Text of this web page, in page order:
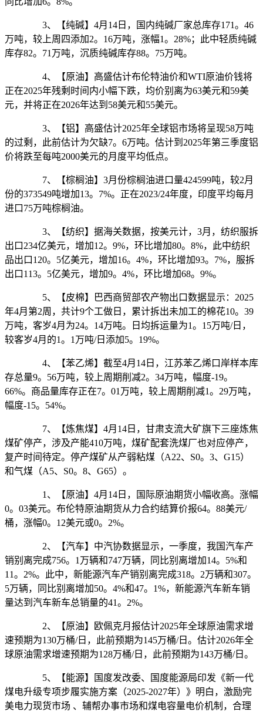
3、【纯碱】4月14日，国内纯碱厂家总库存171。46
万吨，较上周四添加2。16万吨，涨幅1。28%；此中轻质纯碱
库存82。71万吨，沉质纯碱库存88。75万吨。
4、【原油】高盛估计布伦特油价和WTI原油价钱将
正在2025年残剩时间内小幅下跌，均价别离为63美元和59美
元，并将正在2026年达到58美元和55美元。
3、【铝】高盛估计2025年全球铝市场将呈现58万吨
的过剩，此前估计为欠缺7。6万吨。估计到2025年第三季度铝
价将跌至每吨2000美元的月度平均低点。
7、【棕榈油】3月份棕榈油进口量424599吨，较2月
份的373549吨增加13。7%。正在2023/24年度，印度平均每月
进口75万吨棕榈油。
3、【纺织】据海关数据，按美元计，3月，纺织服拆
出口234亿美元，增加12。9%，环比增加80。8%，此中纺织
品出口120。5亿美元，增加16。4%，环比增加93。7%，服拆
出口113。5亿美元，增加9。4%，环比增加68。9%。
5、【皮棉】巴西商贸部农产物出口数据显示：2025
年4月第2周，共计9个工做日，累计拆出未加工的棉花10。39
万吨，客岁4月为24。14万吨。日均拆运量为1。15万吨/日，
较客岁4月的1。1万吨/日添加5。19%。
4、【苯乙烯】截至4月14日，江苏苯乙烯口岸样本库
存总量9。56万吨，较上周期削减2。34万吨，幅度-19。
66%。商品量库存正在7。01万吨，较上周期削减1。29万吨，
幅度-15。54%。
7、【炼焦煤】4月14日，甘肃支流大矿旗下三座炼焦
煤矿停产，涉及产能410万吨，煤矿配套洗煤厂也对应停产，
复产时间待定。停产煤矿从产弱粘煤（A22、S0。3、G15）
和气煤（A5、S0。8、G65）。
1、【原油】4月14日，国际原油期货小幅收高。涨幅
0。03美元。布伦特原油期货从力合约结算价报64。88美元/
桶，涨幅0。12美元或0。2%。
2、【汽车】中汽协数据显示，一季度，我国汽车产
销别离完成756。1万辆和747万辆，同比别离增加14。5%和
11。2%。此中，新能源汽车产销别离完成318。2万辆和307。
5万辆，同比别离增加50。4%和47。1%，新能源汽车新车销
量达到汽车新车总销量的41。2%。
2、【原油】欧佩克月报估计2025年全球原油需求增
速预期为130万桶/日，此前预期为145万桶/日。估计2026年全
球原油需求增速预期为128万桶/日，此前预期为143万桶/日。
5、【能源】国度发改委、国度能源局印发《新一代
煤电升级专项步履实施方案（2025-2027年）》明白，激励完
美电力现货市场 、辅帮办事市场和煤电容量电价机制，合理